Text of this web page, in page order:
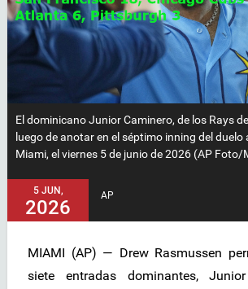
El dominicano Junior Caminero, de los Rays
luego de anotar en el séptimo inning del
Miami, el viernes 5 de junio de 2026 (AP
5 JUN,
2026
AP
MIAMI (AP) — Drew Rasmussen
siete entradas dominantes,